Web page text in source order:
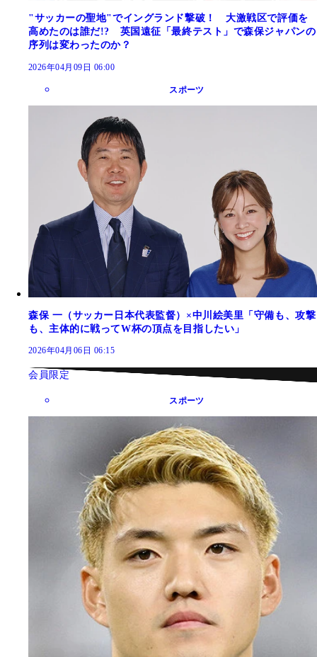
"サッカーの聖地"でイングランド撃破！ 大激戦区で評価を
高めたのは誰だ!? 英国遠征「最終テスト」で森保ジャパンの
序列は変わったのか？
2026年04月09日 06:00
スポーツ
森保 一（サッカー日本代表監督）×中川絵美里「守備も、攻撃
も、主体的に戦ってW杯の頂点を目指したい」
2026年04月06日 06:15
会員限定
スポーツ